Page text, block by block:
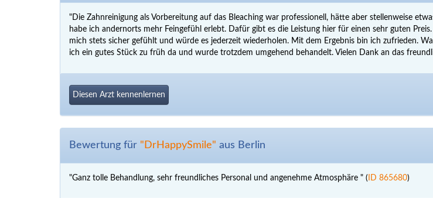
"Die Zahnreinigung als Vorbereitung auf das Bleaching war professionell, hätte aber stellenweise
habe ich andernorts mehr Feingefühl erlebt. Dafür gibt es die Leistung hier für einen sehr guten
mich stets sicher gefühlt und würde es jederzeit wiederholen. Mit dem Ergebnis bin ich zufrieden.
ich ein gutes Stück zu früh da und wurde trotzdem umgehend behandelt. Vielen Dank an das
Diesen Arzt kennenlernen
Bewertung für "DrHappySmile" aus Berlin
"Ganz tolle Behandlung, sehr freundliches Personal und angenehme Atmosphäre " ( ID 865680)